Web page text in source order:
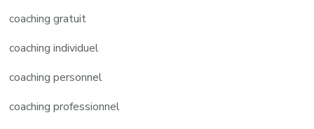
coaching gratuit
coaching individuel
coaching personnel
coaching professionnel